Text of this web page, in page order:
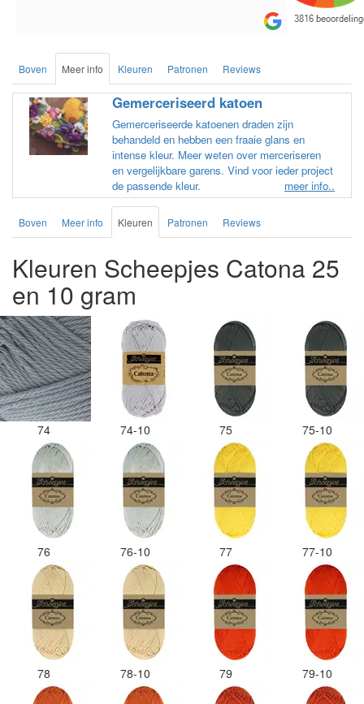
Boven Meer info Kleuren Patronen Reviews
Gemerceriseerd katoen
Gemerceriseerde katoenen draden zijn
behandeld en hebben een fraaie glans en
intense kleur. Meer weten over merceriseren
en vergelijkbare garens. Vind voor ieder project
de passende kleur.
meer info..
Boven Meer info Kleuren Patronen Reviews
Kleuren Scheepjes Catona 25
en 10 gram
74 74-10 75 75-10
76 76-10 77 77-10
78 78-10 79 79-10